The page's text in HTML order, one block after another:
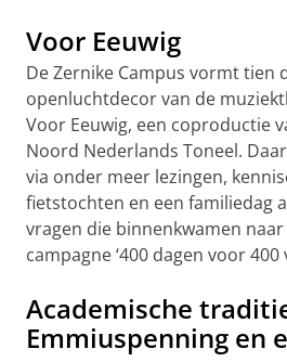
Voor Eeuwig
De Zernike Campus vormt tien
openluchtdecor van de
Voor Eeuwig, een coproductie
Noord Nederlands Toneel.
via onder meer lezingen,
fietstochten en een familiedag
vragen die binnenkwamen
campagne ‘400 dagen voor 400
Academische
Emmiuspenning en